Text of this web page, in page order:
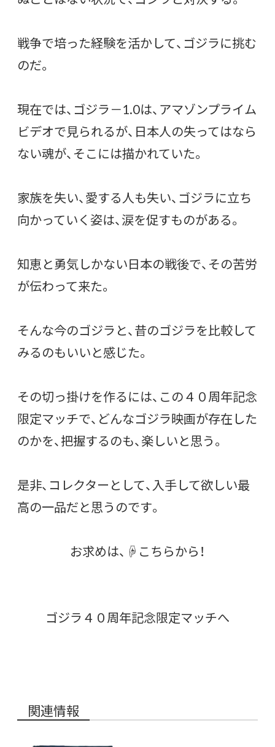
戦争で培った経験を活かして、ゴジラに挑む
のだ。
現在では、ゴジラ－1.0は、アマゾンプライム
ビデオで見られるが、日本人の失ってはなら
ない魂が、そこには描かれていた。
家族を失い、愛する人も失い、ゴジラに立ち
向かっていく姿は、涙を促すものがある。
知恵と勇気しかない日本の戦後で、その苦労
が伝わって来た。
そんな今のゴジラと、昔のゴジラを比較して
みるのもいいと感じた。
その切っ掛けを作るには、この４０周年記念
限定マッチで、どんなゴジラ映画が存在した
のかを、把握するのも、楽しいと思う。
是非、コレクターとして、入手して欲しい最
高の一品だと思うのです。
お求めは、☟こちらから！
ゴジラ４０周年記念限定マッチへ
関連情報